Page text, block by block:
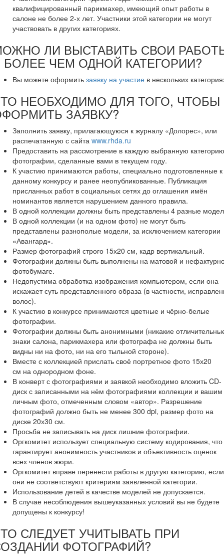
квалифицированный парикмахер, имеющий опыт работы в
салоне не более 2-х лет. Участники этой категории не могут
участвовать в других категориях.
ЛИ ВЫСТАВИТЬ СВОИ
БОЛЕЕ ЧЕМ ОДНОЙ КАТЕГОРИИ?
Вы можете оформить заявку на участие в нескольких
НЕОБХОДИМО ДЛЯ ТОГО, ЧТОБЫ
ЗАЯВКУ?
Заполнить заявку, прилагающуюся к журналу «Долорес», или
распечатанную с сайта www.rhda.ru
Предоставить на рассмотрение в каждую выбранную
фотографии, сделанные вами в текущем году.
К участию принимаются работы, специально подготовленные к
данному конкурсу и ранее неопубликованные. Публикация
присланных работ в социальных сетях до оглашения имён
номинантов является нарушением данного правила.
В одной коллекции должны быть представлены 4 разные
В одной коллекции (и на одном фото) не могут быть
представлены разнополые модели, за исключением категории
«Авангард».
Размер фотографий строго 15х20 см, кадр вертикальный.
Фотографии должны быть выполнены на матовой и
фотобумаге.
Недопустима обработка изображения компьютером, если она
искажает суть представленного образа (в частности,
волос).
К участию в конкурсе принимаются цветные и чёрно-белые
фотографии.
Фотографии должны быть анонимными (никакие
знаки салона, парикмахера или фотографа не должны быть
видны ни на фото, ни на его тыльной стороне).
Вместе с коллекцией прислать своё портретное фото 15х20
см на однородном фоне.
В конверт с фотографиями и заявкой необходимо вложить CD-
диск с записанными на нём фотографиями коллекции и вашим
личным фото, отмеченным словом «автор». Разрешение
фотографий должно быть не менее 300 dpi, размер фото на
диске 20х30 см.
Просьба не записывать на диск лишние фотографии.
Оргкомитет использует специальную систему кодирования, что
гарантирует анонимность участников и объективность оценок
всех членов жюри.
Оргкомитет вправе перенести работы в другую категорию, если
они не соответствуют критериям заявленной категории.
Использование детей в качестве моделей не допускается.
В случае несоблюдения вышеуказанных условий вы не будете
допущены к конкурсу!
СЛЕДУЕТ УЧИТЫВАТЬ ПРИ
ФОТОГРАФИЙ?